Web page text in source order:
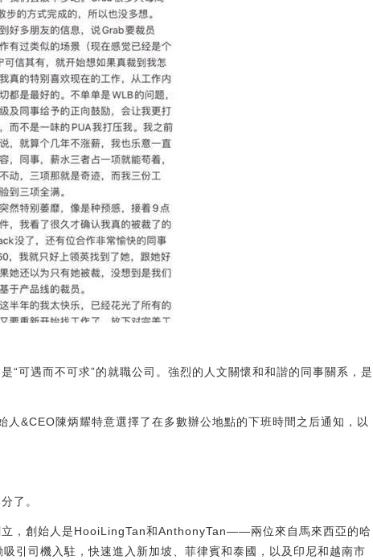
可遇而不可求”的就職公司。強烈的人文關懷和和諧的同事關系，是
&CEO陳炳耀特意選擇了在多數辦公地點的下班時間之后通知，以
了。
立，創始人是HooiLingTan和AnthonyTan——兩位來自馬來西亞的哈
引司機入駐，快速進入新加坡、菲律賓和泰國，以及印尼和越南市